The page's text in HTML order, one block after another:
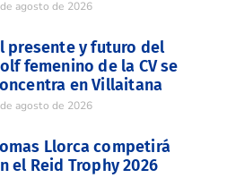
agosto de 2026
presente y futuro del
femenino de la CV se
en Villaitana
agosto de 2026
Llorca competirá
el Reid Trophy 2026